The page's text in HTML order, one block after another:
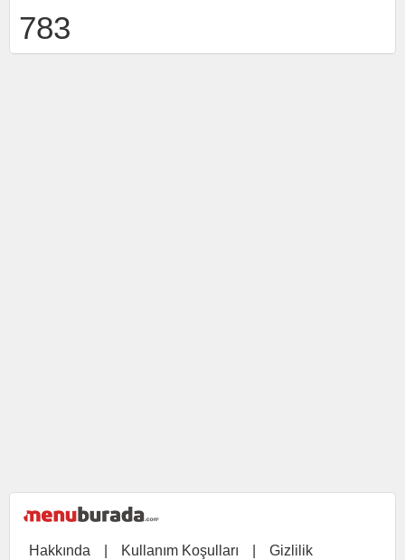
783
Hakkında Kullanım Koşulları Gizlilik